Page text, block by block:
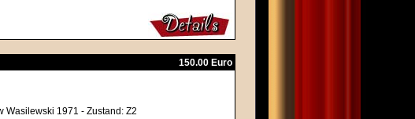
150.00 Euro
Wasilewski 1971 - Zustand: Z2